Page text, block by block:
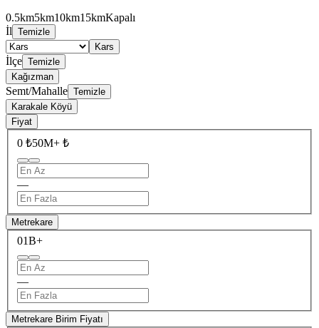
0.5km5km10km15kmKapalı
İl Temizle
Kars
İlçe Temizle
Kağızman
Semt/Mahalle Temizle
Karakale Köyü
Fiyat
0 ₺50M+ ₺
—
Metrekare
01B+
—
Metrekare Birim Fiyatı